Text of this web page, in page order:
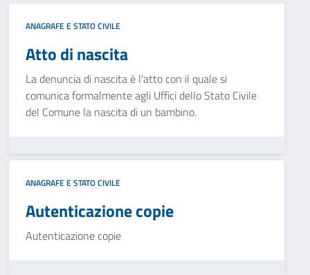
ANAGRAFE E STATO CIVILE
Atto di nascita
La denuncia di nascita è l'atto con il quale si
comunica formalmente agli Uffici dello Stato Civile
del Comune la nascita di un bambino.
ANAGRAFE E STATO CIVILE
Autenticazione copie
Autenticazione copie